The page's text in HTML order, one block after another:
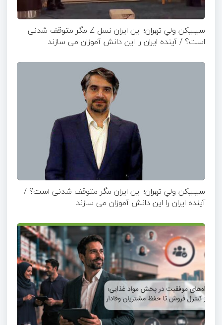
سیلیکن ولیِ تهران؛ این ایران نسل Z مگر متوقف شدنی
است؟ / آینده ایران را این دانش آموزان می سازند
سیلیکن ولیِ تهران؛ این ایران مگر متوقف شدنی است؟ /
آینده ایران را این دانش آموزان می سازند